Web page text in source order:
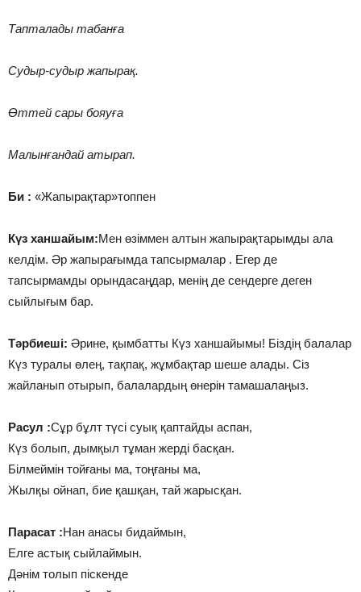
Тапталады табанға
Судыр-судыр жапырақ.
Өттей сары бояуға
Малынғандай атырап.
Би : «Жапырақтар»топпен
Күз ханшайым:Мен өзіммен алтын жапырақтарымды ала
келдім. Әр жапырағымда тапсырмалар . Егер де
тапсырмамды орындасаңдар, менің де сендерге деген
сыйлығым бар.
Тәрбиеші: Әрине, қымбатты Күз ханшайымы! Біздің балалар
Күз туралы өлең, тақпақ, жұмбақтар шеше алады. Сіз
жайланып отырып, балалардың өнерін тамашалаңыз.
Расул :Сұр бұлт түсі суық қаптайды аспан,
Күз болып, дымқыл тұман жерді басқан.
Білмеймін тойғаны ма, тоңғаны ма,
Жылқы ойнап, бие қашқан, тай жарысқан.
Парасат :Нан анасы бидаймын,
Елге астық сыйлаймын.
Дәнім толып піскенде